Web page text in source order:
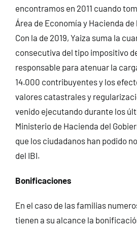
encontramos en 2011 cuando
Área de Economía y Hacienda
Con la de 2019, Yaiza suma la
consecutiva del tipo impositivo
responsable para atenuar la
14.000 contribuyentes y los
valores catastrales y
venido ejecutando durante los
Ministerio de Hacienda del
que los ciudadanos han podido
del IBI.
Bonificaciones
En el caso de las familias
tienen a su alcance la